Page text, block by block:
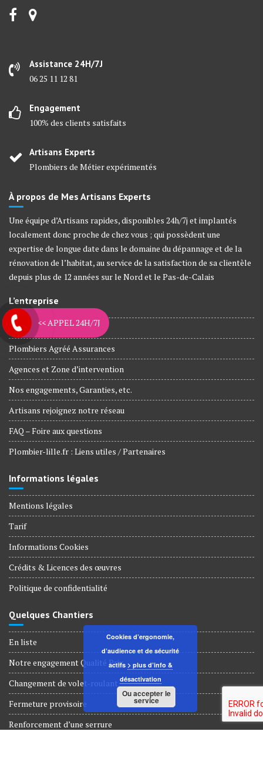
Assistance 24H/7J
06 25 11 12 81
Engagement
100% des clients satisfaits
Artisans Experts
Plombiers de Métier expérimentés
À propos de Mes Artisans Experts
Une équipe d’Artisans rapides, disponibles 24h/7j et implantés
localement donc proche de chez vous ; qui possèdent une
expertise de longue date dans le domaine du dépannage et de la
rénovation de l’habitat, au service de la satisfaction de sa clientèle
depuis plus de 12 années sur le Nord et le Pas-de-Calais
L’entreprise
Nos métiers
Plombiers Agréé Assurances
Agences et Zone d’intervention
Nos engagements, Garanties, etc.
Artisans rejoignez notre réseau
FAQ – Foire aux questions
Plombier-lille.fr : Liens utiles / Partenaires
Informations légales
Mentions légales
Tarif
Informations Cookies
Crédits & Licences des œuvres
Politique de confidentialité
Quelques Chantiers
En liste
Notre engagement Qualité Prix
Changement de volet-roulant
Fermeture provisoire
Renforcement d’une serrure
<< APPEL 24H/7J
Cookies d’ergonomie,
d’audience et de sécurité
actifs > plus d’info &
désactivation
Ou accepter le
service